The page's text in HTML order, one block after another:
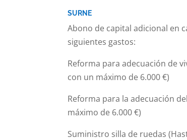
SURNE
Abono de capital adicional en
siguientes gastos:
Reforma para adecuación de
con un máximo de 6.000 €)
Reforma para la adecuación
máximo de 6.000 €)
Suministro silla de ruedas